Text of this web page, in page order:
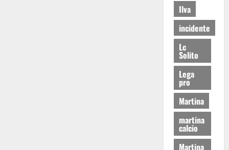
Ilva
incidente
Lc
Solito
Lega
pro
Martina
martina
calcio
Martina